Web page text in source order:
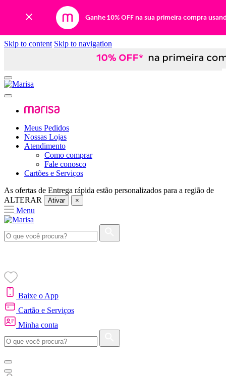
Ganhe 10% OFF na sua primeira compra
Skip to content Skip to navigation
Meus Pedidos
Nossas Lojas
Atendimento
Como comprar
Fale conosco
Cartões e Serviços
As ofertas de Entrega rápida estão personalizados para a região de
ALTERAR
Ativar ×
Menu
Baixe o App
Cartão e Serviços
Minha conta